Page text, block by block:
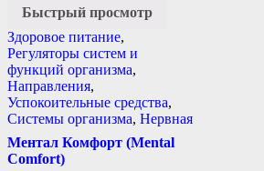
Быстрый просмотр
Здоровое питание,
Регуляторы систем и
функций организма,
Направления,
Успокоительные средства,
Системы организма, Нервная
Ментал Комфорт (Mental
Comfort)